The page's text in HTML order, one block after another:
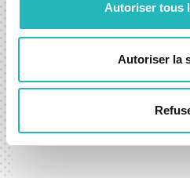
Autoriser tous
Autoriser la